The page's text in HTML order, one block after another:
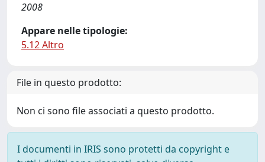
2008
Appare nelle tipologie:
5.12 Altro
File in questo prodotto:
Non ci sono file associati a questo prodotto.
I documenti in IRIS sono protetti da copyright e